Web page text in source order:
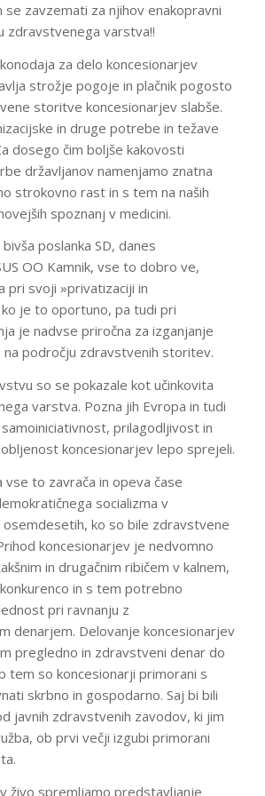
se zavzemati za njihov enakopravni
zdravstvenega varstva!!
za delo koncesionarjev
strožje pogoje in plačnik pogosto
storitve koncesionarjev slabše.
in druge potrebe in težave
dosego čim boljše kakovosti
državljanov namenjamo znatna
strokovno rast in s tem na naših
spoznanj v medicini.
poslanka SD, danes
OO Kamnik, vse to dobro ve,
pri svoji »privatizaciji in
ko je to oportuno, pa tudi pri
je nadvse priročna za izganjanje
na področju zdravstvenih storitev.
so se pokazale kot učinkovita
varstva. Pozna jih Evropa in tudi
prilagodljivost in
koncesionarjev lepo sprejeli.
vse to zavrača in opeva čase
socializma v
ko so bile zdravstvene
koncesionarjev je nedvomno
in drugačnim ribičem v kalnem,
in s tem potrebno
pri ravnanju z
denarjem. Delovanje koncesionarjev
pregledno in zdravstveni denar do
tem so koncesionarji primorani s
skrbno in gospodarno. Saj bi bili
javnih zdravstvenih zavodov, ki jim
ob prvi večji izgubi primorani
živo spremljamo predstavljanje